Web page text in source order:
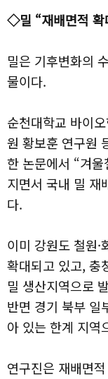
◇밀 “재배면적 확
밀은 기후변화의
물이다.
순천대학교 바이
원 황보훈 연구원
한 논문에서 “겨
지면서 국내 밀 재
다.
이미 강원도 철원·
확대되고 있고, 충
밀 생산지역으로
반면 경기 북부 일
아 있는 한계 지역
연구진은 재배면